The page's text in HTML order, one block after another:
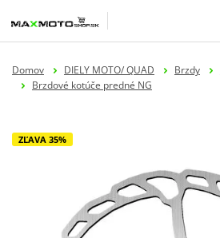
Domov DIELY MOTO/ QUAD Brzdy
Brzdové kotúče predné NG
ZĽAVA 35%